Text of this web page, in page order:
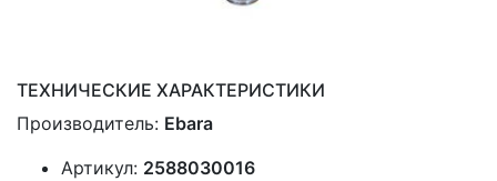
ТЕХНИЧЕСКИЕ ХАРАКТЕРИСТИКИ
Производитель: Ebara
Артикул: 2588030016